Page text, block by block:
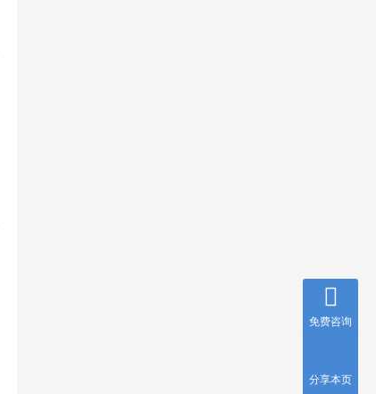
免费咨询
分享本页